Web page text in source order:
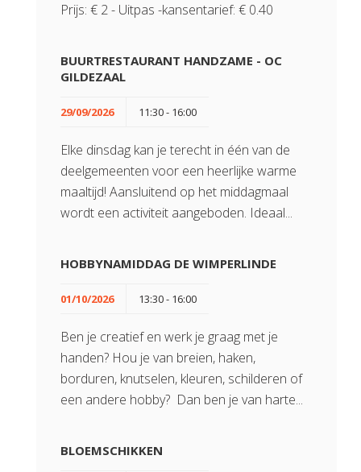
Prijs: € 2 - Uitpas -kansentarief: € 0.40
BUURTRESTAURANT HANDZAME - OC
GILDEZAAL
29/09/2026 11:30 - 16:00
Elke dinsdag kan je terecht in één van de
deelgemeenten voor een heerlijke warme
maaltijd! Aansluitend op het middagmaal
wordt een activiteit aangeboden. Ideaal...
HOBBYNAMIDDAG DE WIMPERLINDE
01/10/2026 13:30 - 16:00
Ben je creatief en werk je graag met je
handen? Hou je van breien, haken,
borduren, knutselen, kleuren, schilderen of
een andere hobby? Dan ben je van harte...
BLOEMSCHIKKEN